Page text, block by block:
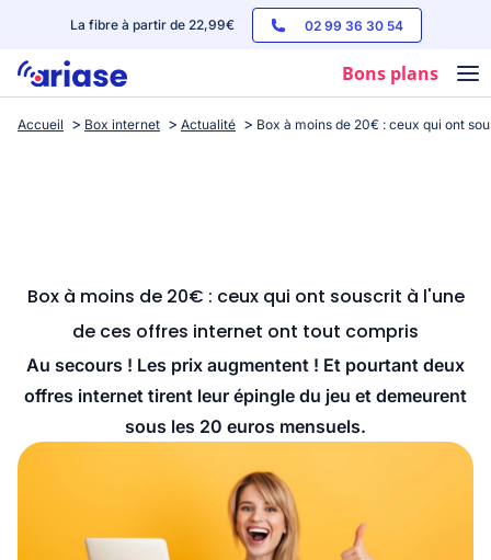
La fibre à partir de 22,99€ 02 99 36 30 54
Bons plans
Box internet
Streaming
Accueil Box internet Actualité Box à moins de 20€ : ceux qui ont
Box à moins de 20€ : ceux qui ont souscrit à l'une
de ces offres internet ont tout compris
Au secours ! Les prix augmentent ! Et pourtant deux
offres internet tirent leur épingle du jeu et demeurent
sous les 20 euros mensuels.